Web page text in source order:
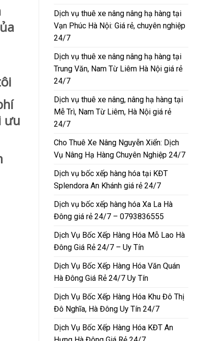
ưu
Dịch vụ thuê xe nâng nâng hạ hàng tại
Vạn Phúc Hà Nội: Giá rẻ, chuyên nghiệp
24/7
Dịch vụ thuê xe nâng nâng hạ hàng tại
Trung Văn, Nam Từ Liêm Hà Nội giá rẻ
24/7
Dịch vụ thuê xe nâng, nâng hạ hàng tại
Mễ Trì, Nam Từ Liêm, Hà Nội giá rẻ
24/7
Cho Thuê Xe Nâng Nguyễn Xiển: Dịch
Vụ Nâng Hạ Hàng Chuyên Nghiệp 24/7
Dịch vụ bốc xếp hàng hóa tại KĐT
Splendora An Khánh giá rẻ 24/7
Dịch vụ bốc xếp hàng hóa Xa La Hà
Đông giá rẻ 24/7 – 0793836555
Dịch Vụ Bốc Xếp Hàng Hóa Mỗ Lao Hà
Đông Giá Rẻ 24/7 – Uy Tín
Dịch Vụ Bốc Xếp Hàng Hóa Văn Quán
Hà Đông Giá Rẻ 24/7 Uy Tín
Dịch Vụ Bốc Xếp Hàng Hóa Khu Đô Thị
Đô Nghĩa, Hà Đông Uy Tín 24/7
Dịch Vụ Bốc Xếp Hàng Hóa KĐT An